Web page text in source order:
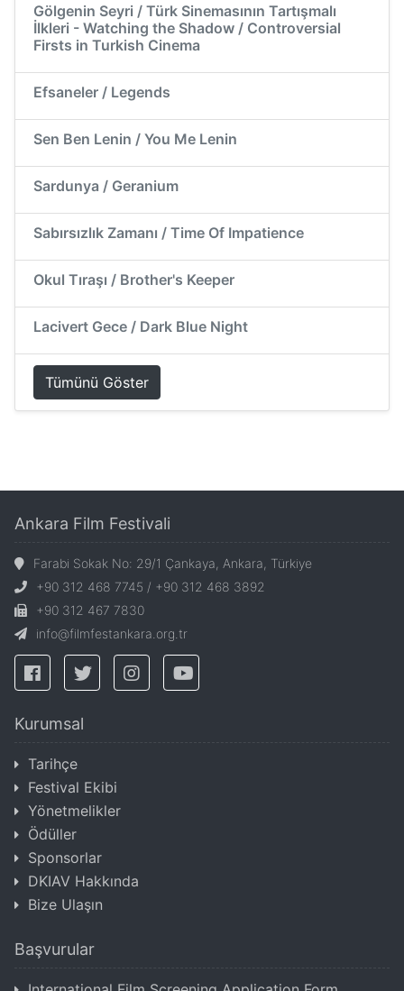
Gölgenin Seyri / Türk Sinemasının Tartışmalı
İlkleri - Watching the Shadow / Controversial
Firsts in Turkish Cinema
Efsaneler / Legends
Sen Ben Lenin / You Me Lenin
Sardunya / Geranium
Sabırsızlık Zamanı / Time Of Impatience
Okul Tıraşı / Brother's Keeper
Lacivert Gece / Dark Blue Night
Tümünü Göster
Ankara Film Festivali
Farabi Sokak No: 29/1 Çankaya, Ankara, Türkiye
+90 312 468 7745 / +90 312 468 3892
+90 312 467 7830
info@filmfestankara.org.tr
Kurumsal
Tarihçe
Festival Ekibi
Yönetmelikler
Ödüller
Sponsorlar
DKIAV Hakkında
Bize Ulaşın
Başvurular